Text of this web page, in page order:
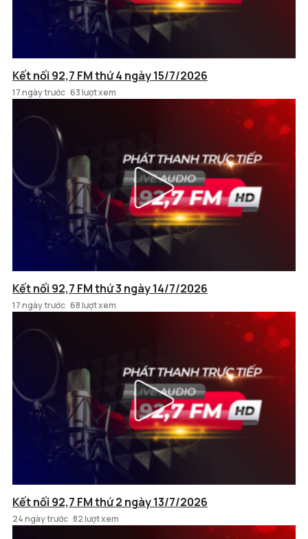
Kết nối 92,7 FM thứ 4 ngày 15/7/2026
17 ngày trước 63 lượt xem
Kết nối 92,7 FM thứ 3 ngày 14/7/2026
17 ngày trước 68 lượt xem
Kết nối 92,7 FM thứ 2 ngày 13/7/2026
24 ngày trước 82 lượt xem